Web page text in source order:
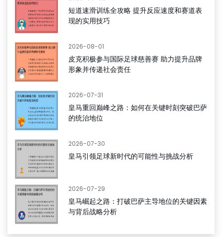
短道速滑训练全攻略 提升反应速度和赛道表
现的实用技巧
2026-08-01
皮克积极参与国际足球慈善赛 助力提升品牌
形象并传递社会责任
2026-07-31
皇马重回巅峰之路：如何在关键时刻突破巴萨
的统治地位
2026-07-30
皇马引领足球新时代的可能性与挑战分析
2026-07-29
皇马崛起之路：打破巴萨主导地位的关键因素
与背后战略分析